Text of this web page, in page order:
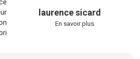
laurence sicard
En savoir plus